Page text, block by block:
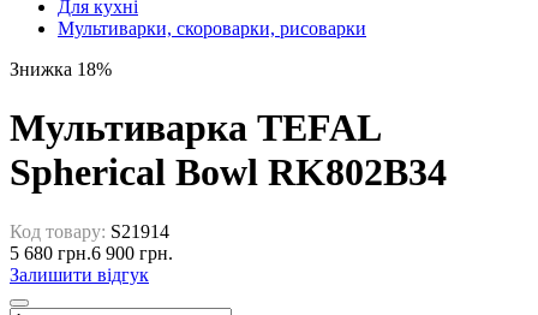
Для кухні
Мультиварки, скороварки, рисоварки
Знижка 18%
Мультиварка TEFAL
Spherical Bowl RK802B34
Код товару: S21914
5 680 грн.6 900 грн.
Залишити відгук